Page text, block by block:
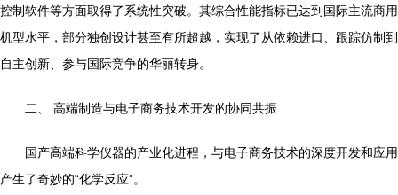
控制软件等方面取得了系统性突破。其综合性能指标已达到国际主流商用
机型水平，部分独创设计甚至有所超越，实现了从依赖进口、跟踪仿制到
自主创新、参与国际竞争的华丽转身。
二、 高端制造与电子商务技术开发的协同共振
国产高端科学仪器的产业化进程，与电子商务技术的深度开发和应用
产生了奇妙的“化学反应”。